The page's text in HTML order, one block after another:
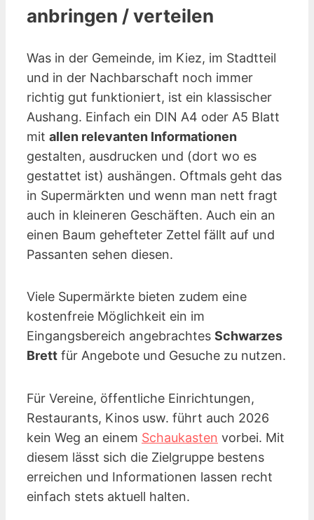
anbringen / verteilen
Was in der Gemeinde, im Kiez, im Stadtteil
und in der Nachbarschaft noch immer
richtig gut funktioniert, ist ein klassischer
Aushang. Einfach ein DIN A4 oder A5 Blatt
mit allen relevanten Informationen
gestalten, ausdrucken und (dort wo es
gestattet ist) aushängen. Oftmals geht das
in Supermärkten und wenn man nett fragt
auch in kleineren Geschäften. Auch ein an
einen Baum gehefteter Zettel fällt auf und
Passanten sehen diesen.
Viele Supermärkte bieten zudem eine
kostenfreie Möglichkeit ein im
Eingangsbereich angebrachtes Schwarzes
Brett für Angebote und Gesuche zu nutzen.
Für Vereine, öffentliche Einrichtungen,
Restaurants, Kinos usw. führt auch 2026
kein Weg an einem Schaukasten vorbei. Mit
diesem lässt sich die Zielgruppe bestens
erreichen und Informationen lassen recht
einfach stets aktuell halten.